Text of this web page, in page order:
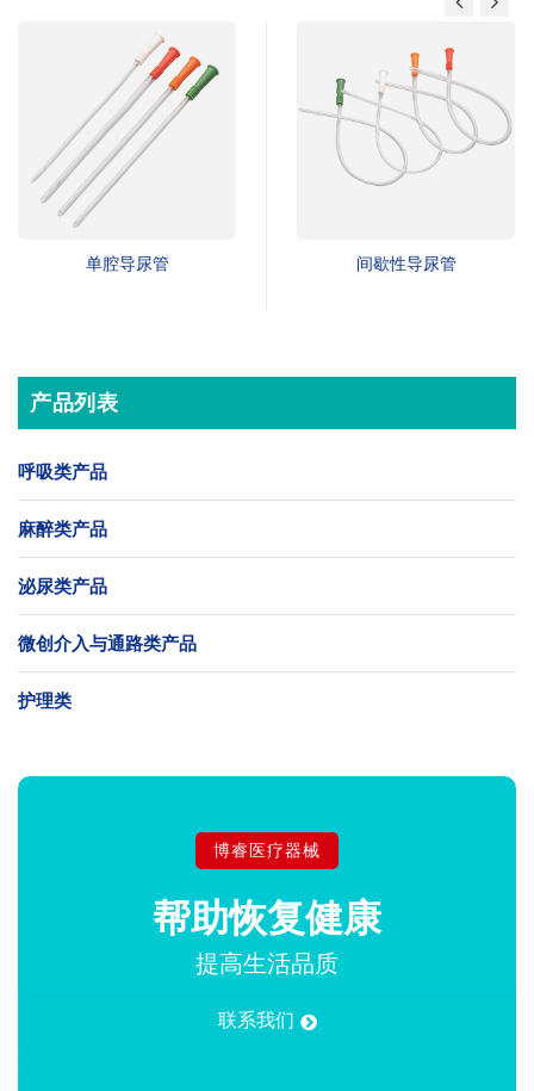
单腔导尿管 间歇性导尿管
产品列表
呼吸类产品
麻醉类产品
泌尿类产品
微创介入与通路类产品
护理类
博睿医疗器械
帮助恢复健康
提高生活品质
联系我们